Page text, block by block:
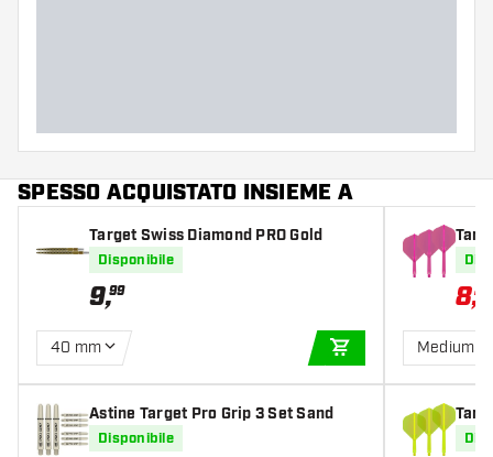
SPESSO ACQUISTATO INSIEME A
Target Swiss Diamond PRO Gold
Disponibile
9,99
40 mm
AGGIUNGI AL
Astine Target Pro Grip 3 Set Sand
Disponibile
8,21
Medium